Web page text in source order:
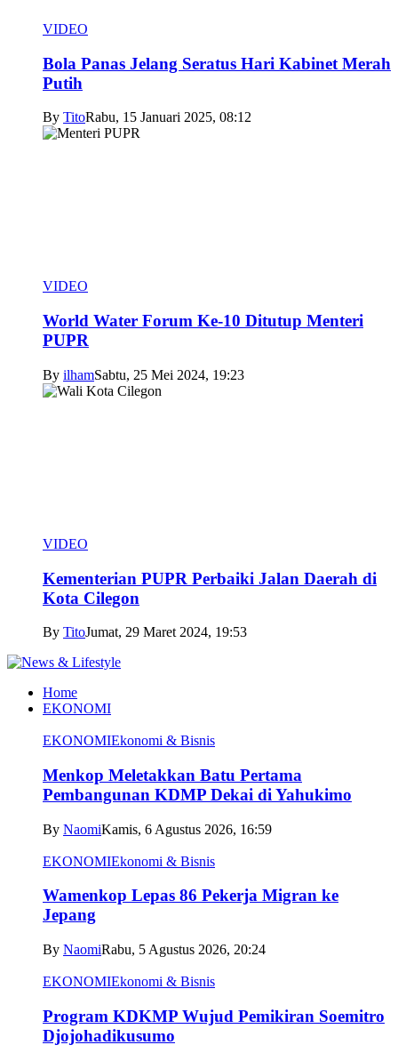
VIDEO
Bola Panas Jelang Seratus Hari Kabinet Merah
Putih
By TitoRabu, 15 Januari 2025, 08:12
VIDEO
World Water Forum Ke-10 Ditutup Menteri
PUPR
By ilhamSabtu, 25 Mei 2024, 19:23
VIDEO
Kementerian PUPR Perbaiki Jalan Daerah di
Kota Cilegon
By TitoJumat, 29 Maret 2024, 19:53
Home
EKONOMI
EKONOMIEkonomi & Bisnis
Menkop Meletakkan Batu Pertama
Pembangunan KDMP Dekai di Yahukimo
By NaomiKamis, 6 Agustus 2026, 16:59
EKONOMIEkonomi & Bisnis
Wamenkop Lepas 86 Pekerja Migran ke
Jepang
By NaomiRabu, 5 Agustus 2026, 20:24
EKONOMIEkonomi & Bisnis
Program KDKMP Wujud Pemikiran Soemitro
Djojohadikusumo